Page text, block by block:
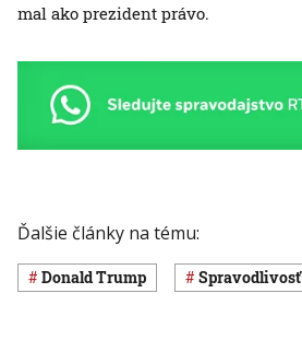
mal ako prezident právo.
Ďalšie články na tému:
Donald Trump spravodlivosť